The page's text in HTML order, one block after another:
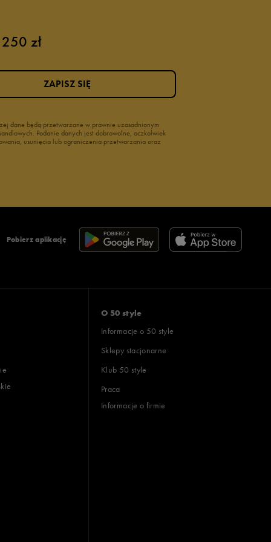
zł
dane będą przetwarzane w prawnie uzasadnionym
Podanie danych jest dobrowolne, aczkolwiek
usunięcia lub ograniczenia przetwarzania oraz
ZAPISZ SIĘ
Pobierz aplikację
O 50 style
Informacje o 50 style
Sklepy stacjonarne
Klub 50 style
Praca
Informacje o firmie